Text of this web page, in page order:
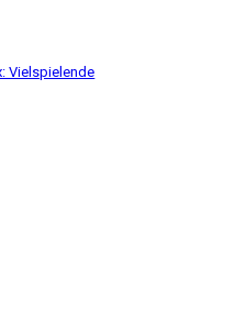
Vielspielende